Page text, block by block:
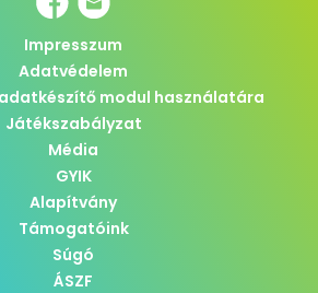
Impresszum
Adatvédelem
modul használatára
Játékszabályzat
Média
GYIK
Alapítvány
Támogatóink
Súgó
ÁSZF